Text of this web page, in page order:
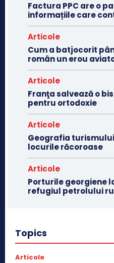
Factura PPC are o
informațiile care
Articole
Cum a batjocorit
român un erou
Articole
Franţa salvează o
pentru ortodoxie
Articole
Geografia
locurile răcoroase
Articole
Porturile georgiene
refugiul petrolului
Topics
Articole